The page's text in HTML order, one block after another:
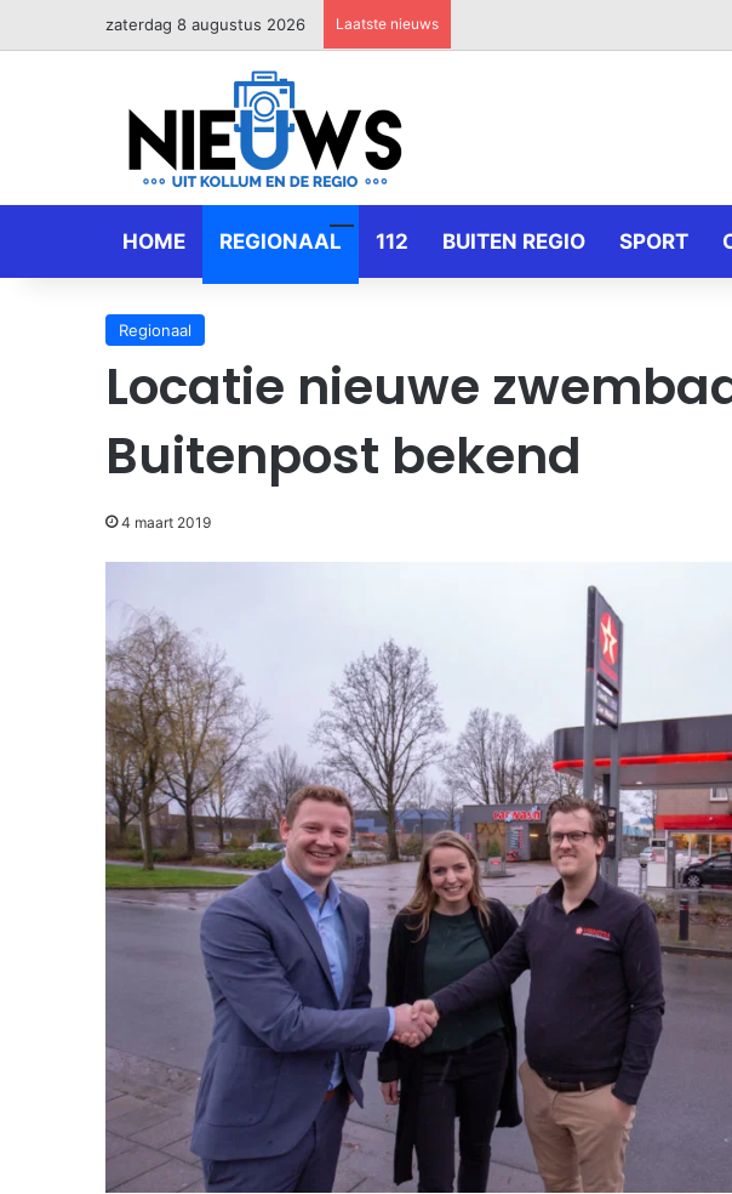
zaterdag 8 augustus 2026 Laatste nieuws
HOME REGIONAAL 112 BUITEN REGIO SPORT
Regionaal
Locatie nieuwe
Buitenpost bekend
4 maart 2019